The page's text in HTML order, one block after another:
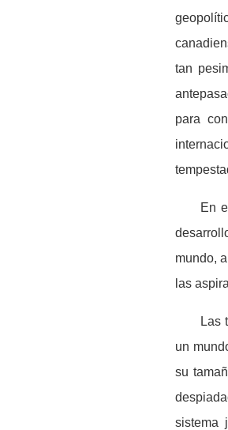
tan
para
En
mundo,
las
Las
un
su
sistema